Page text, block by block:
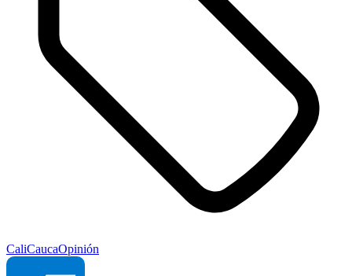
CaliCaucaOpinión